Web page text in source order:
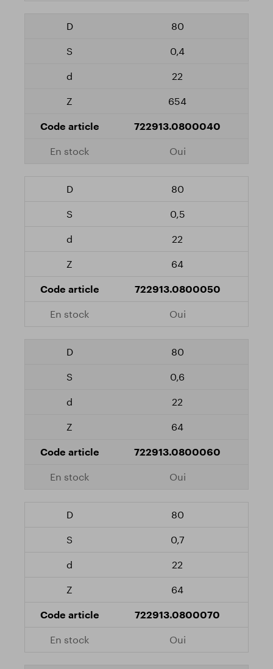
80
0,4
22
654
722913.0800040
Oui
80
0,5
22
64
722913.0800050
Oui
80
0,6
22
64
722913.0800060
Oui
80
0,7
22
64
722913.0800070
Oui